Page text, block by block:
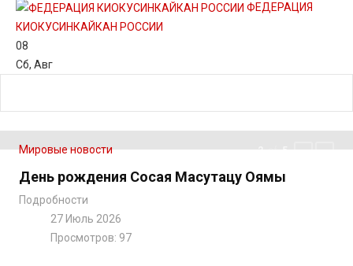
ФЕДЕРАЦИЯ
КИОКУСИНКАЙКАН РОССИИ
08
Сб, Авг
Мировые новости
День рождения Сосая Масутацу Оямы
Подробности
27 Июль 2026
Просмотров: 97
2of5 Previous
Next